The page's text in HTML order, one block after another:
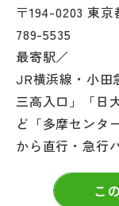
〒194-0203 東
789-5535
最寄駅／
JR横浜線・小田
三高入口」「日
ど「多摩センタ
から直行・急行
こ